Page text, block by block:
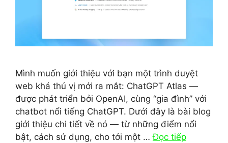
Mình muốn giới thiệu với bạn một trình duyệt
web khá thú vị mới ra mắt: ChatGPT Atlas —
được phát triển bởi OpenAI, cùng “gia đình” với
chatbot nổi tiếng ChatGPT. Dưới đây là bài blog
giới thiệu chi tiết về nó — từ những điểm nổi
bật, cách sử dụng, cho tới một …Đọc tiếp